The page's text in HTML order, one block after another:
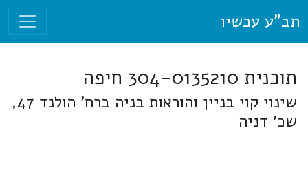
תב"ע עכשיו
תוכנית 304-0135210 חיפה
שינוי קוי בניין והוראות בניה ברח' הולנד 47,
שכ' דניה